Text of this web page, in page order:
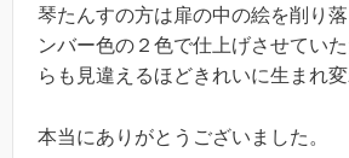
琴たんすの方は扉の中の絵を削り
ンバー色の２色で仕上げさせてい
らも見違えるほどきれいに生まれ変
本当にありがとうございました。